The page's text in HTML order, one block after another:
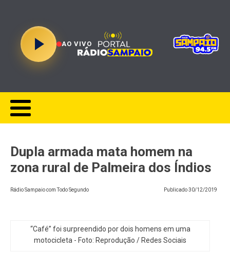
AO VIVO
Dupla armada mata homem na
zona rural de Palmeira dos Índios
Rádio Sampaio com Todo Segundo Publicado30/12/2019
“Café” foi surpreendido por dois homens em uma
motocicleta - Foto: Reprodução / Redes Sociais